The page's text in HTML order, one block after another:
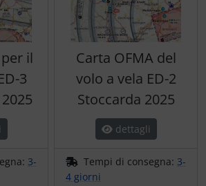
il
3
3-
Carta OFMA del
volo a vela ED-2
Stoccarda 2025
dettagli
Tempi di consegna: 3-
4 giorni